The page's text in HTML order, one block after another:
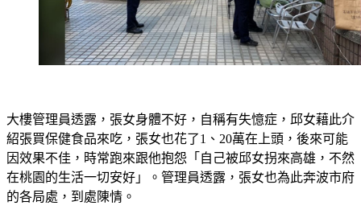
大樓管理員透露，張女身體不好，自稱有失憶症，邱女藉此介
紹張買保健食品來吃，張女也花了1、20萬在上頭，後來可能
因效果不佳，時常跑來跟他抱怨「自己被邱女拐來高雄，不然
在桃園的生活一切安好」。管理員透露，張女也為此奔波市府
的各局處，到處陳情。